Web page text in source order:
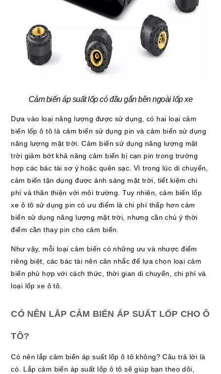
Cảm biến áp suất lốp có đầu gắn bên ngoài lốp xe
Dựa vào loại năng lượng được sử dụng, có hai loại cảm
biến lốp ô tô là cảm biến sử dụng pin và cảm biến sử dụng
năng lượng mặt trời. Cảm biến sử dụng năng lượng mặt
trời giảm bớt khả năng cảm biến bị cạn pin trong trường
hợp các bác tài sơ ý hoặc quên sạc. Vì trong lúc di chuyển,
cảm biến tận dụng được ánh sáng mặt trời, tiết kiệm chi
phí và thân thiện với môi trường. Tuy nhiên, cảm biến lốp
xe ô tô sử dụng pin có ưu điểm là chi phí thấp hơn cảm
biến sử dụng năng lượng mặt trời, nhưng cần chú ý thời
điểm cần thay pin cho cảm biến.
Như vậy, mỗi loại cảm biến có những ưu và nhược điểm
riêng biệt, các bác tài nên cân nhắc để lựa chọn loại cảm
biến phù hợp với cách thức, thời gian di chuyển, chi phí và
loại lốp xe ô tô.
CÓ NÊN LẮP CẢM BIẾN ÁP SUẤT LỐP CHO Ô
TÔ?
Có nên lắp cảm biến áp suất lốp ô tô không? Câu trả lời là
có. Lắp cảm biến áp suất lốp ô tô sẽ giúp bạn theo dõi,